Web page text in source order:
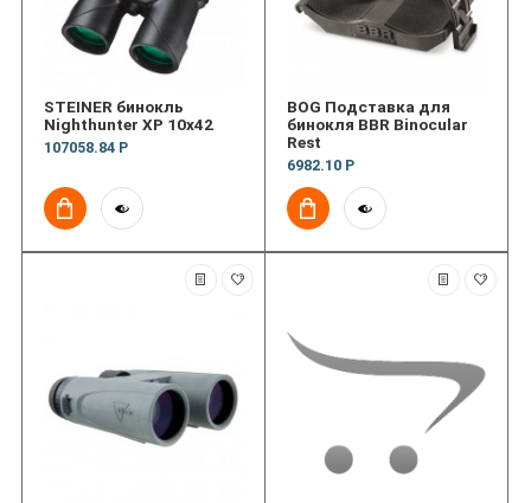
STEINER бинокль
Nighthunter XP 10x42
107058.84 Р
BOG Подставка для
бинокля BBR Binocular
Rest
6982.10 Р